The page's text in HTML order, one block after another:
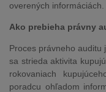
overených informáciách.
Ako prebieha právny
Proces právneho auditu
sa strieda aktivita
rokovaniach
poradcu ohľadom